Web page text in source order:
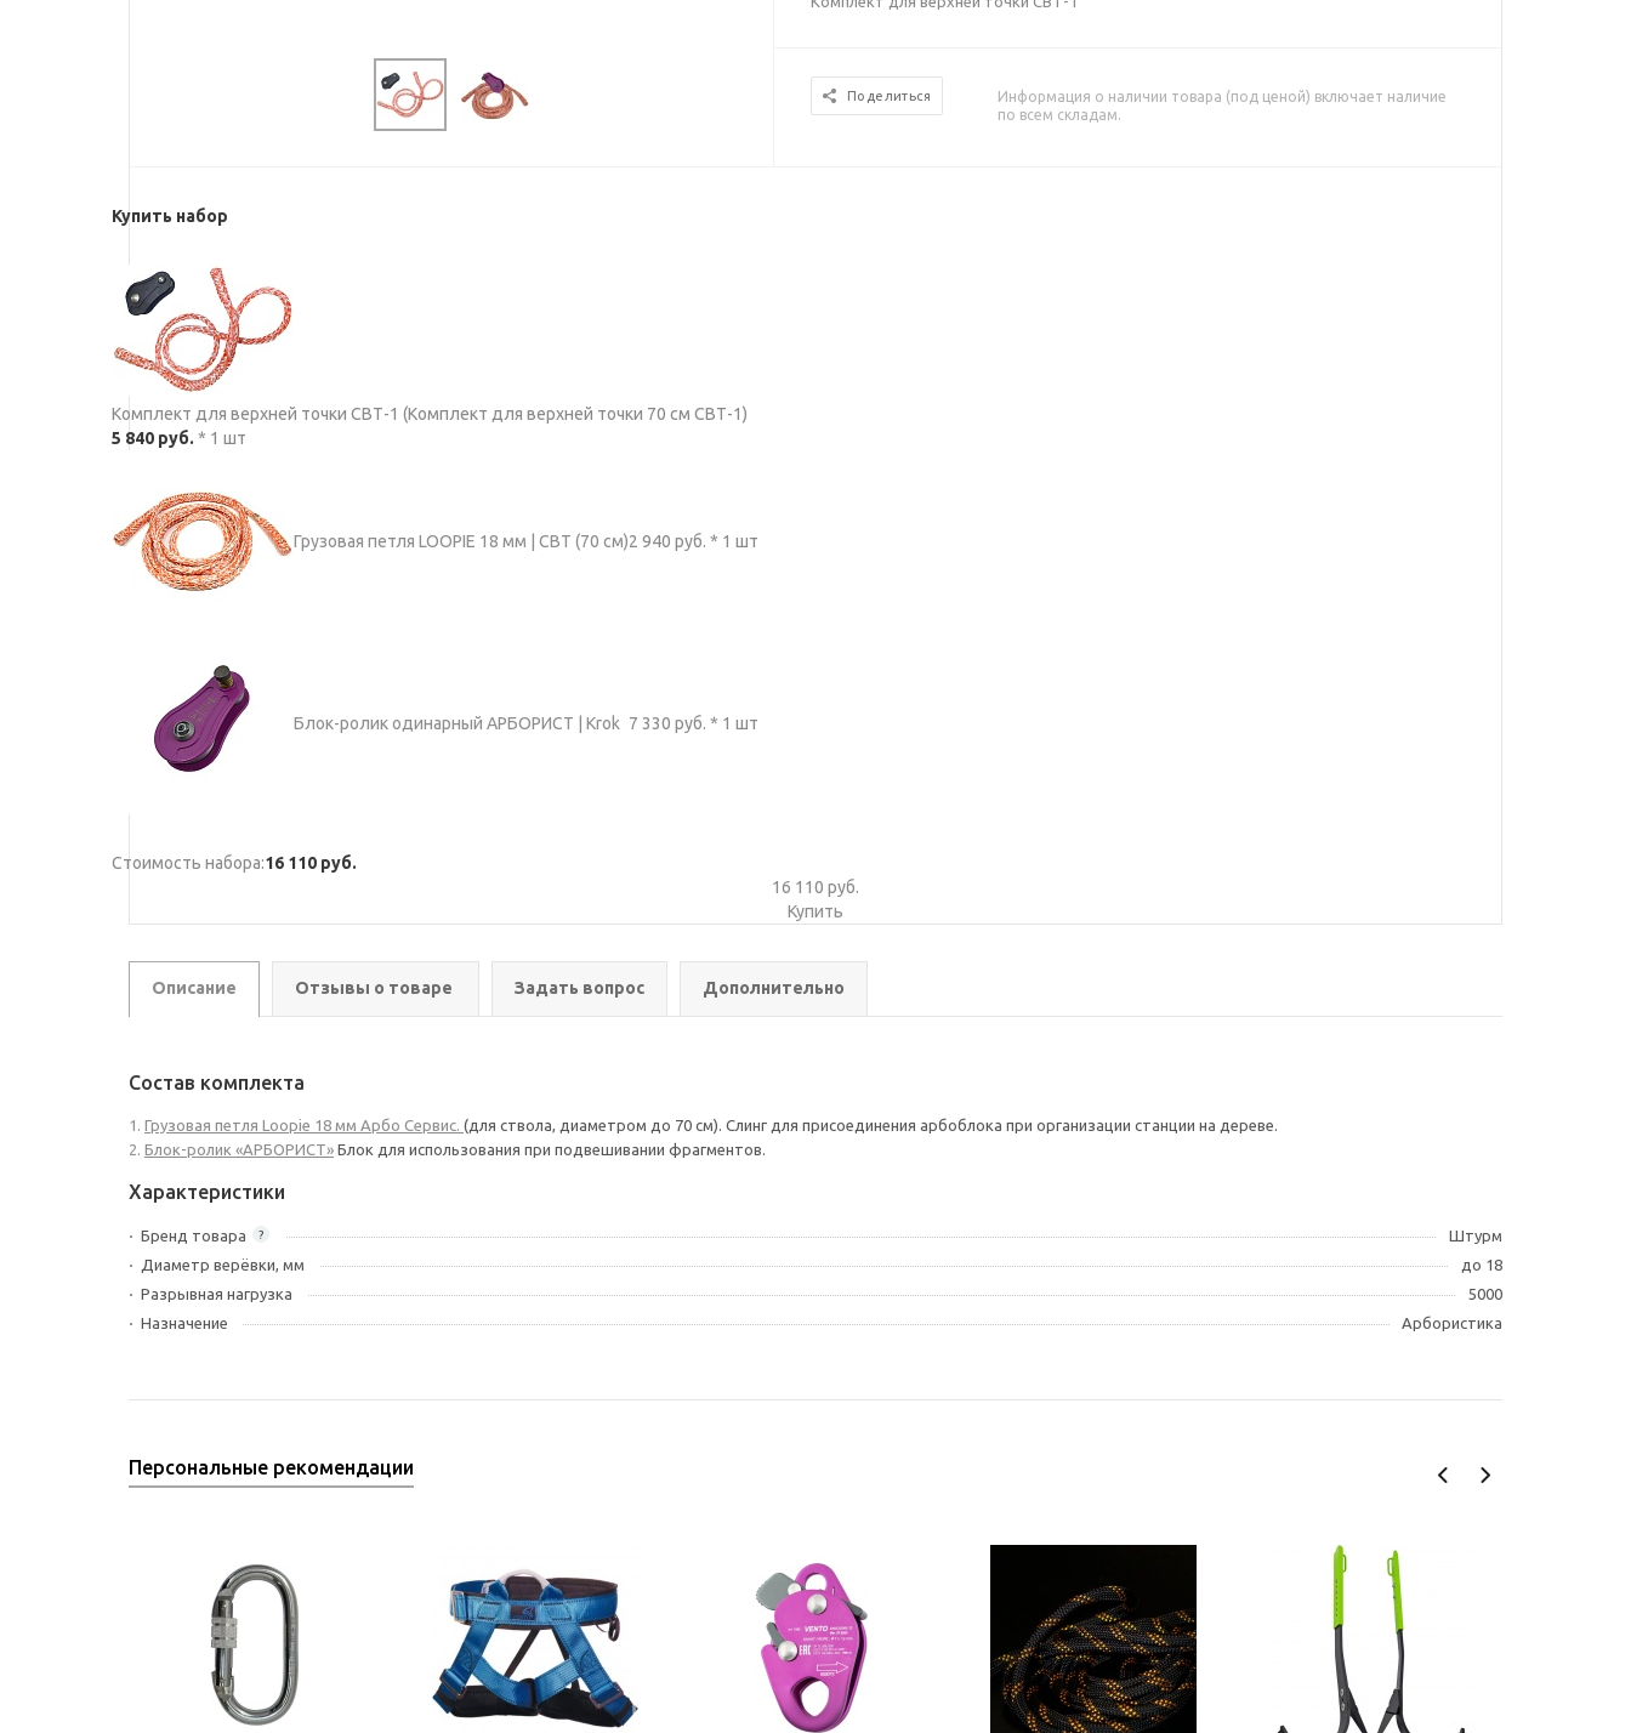
Поделиться
Информация о наличии товара (под ценой) включает наличие
по всем складам.
Купить набор
Комплект для верхней точки СВТ-1 (Комплект для верхней точки 70 см СВТ-1)
5 840 руб. * 1 шт
Грузовая петля LOOPIE 18 мм | СВТ (70 см)2 940 руб. * 1 шт
Блок-ролик одинарный АРБОРИСТ | Krok 7 330 руб. * 1 шт
Стоимость набора:16 110 руб.
16 110 руб.
Купить
Описание Отзывы о товаре Задать вопрос Дополнительно
Состав комплекта
Грузовая петля Loopie 18 мм Арбо Сервис. (для ствола, диаметром до 70 см). Слинг для присоединения арбоблока при организации станции на дереве.
Блок-ролик «АРБОРИСТ» Блок для использования при подвешивании фрагментов.
Характеристики
?
Бренд товара
Штурм
Диаметр верёвки, мм
до 18
Разрывная нагрузка
5000
Назначение
Арбористика
Персональные рекомендации